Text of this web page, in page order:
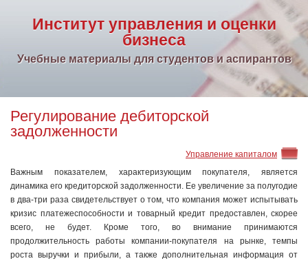
Институт управления и оценки
бизнеса
Учебные материалы для студентов и аспирантов
Регулирование дебиторской
задолженности
Управление капиталом
Важным показателем, характеризующим покупателя, является
динамика его кредиторской задолженности. Ее увеличение за полугодие
в два-три раза свидетельствует о том, что компания может испытывать
кризис платежеспособности и товарный кредит предоставлен, скорее
всего, не будет. Кроме того, во внимание принимаются
продолжительность работы компании-покупателя на рынке, темпы
роста выручки и прибыли, а также дополнительная информация от